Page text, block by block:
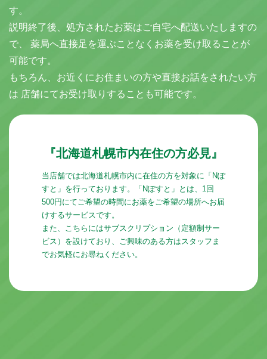
す。
説明終了後、処方されたお薬はご自宅へ配送いたしますの
で、
薬局へ直接足を運ぶことなくお薬を受け取ることが
可能です。
もちろん、お近くにお住まいの方や直接お話をされたい方
は 店舗にてお受け取りすることも可能です。
『北海道札幌市内在住の方必見』
当店舗では北海道札幌市内に在住の方を対象に「Nぽ
すと」を行っております。「Nぽすと」とは、1回
500円にてご希望の時間にお薬をご希望の場所へお届
けするサービスです。
また、こちらにはサブスクリプション（定額制サー
ビス）を設けており、ご興味のある方はスタッフま
でお気軽にお尋ねください。